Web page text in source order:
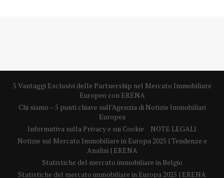
5 Vantaggi Esclusivi delle Partnership nel Mercato Immobiliare
Europeo con ERENA
Chi siamo – 5 punti chiave sull’Agenzia di Notizie Immobiliari
Europea
Informativa sulla Privacy e sui Cookie
NOTE LEGALI
Notizie sul Mercato Immobiliare in Europa 2025 | Tendenze e
Analisi | ERENA
Statistiche del mercato immobiliare in Belgio
Statistiche del mercato immobiliare in Europa 2025 | ERENA